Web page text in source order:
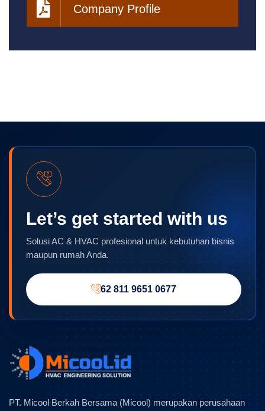
Company Profile
Let’s get started with us
Solusi AC & HVAC profesional untuk kebutuhan bisnis
maupun rumah Anda.
62 811 9651 0677
PT. Micool Berkah Bersama (Micool) merupakan perusahaan